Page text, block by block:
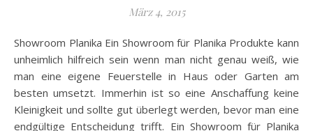
März 4, 2015
Showroom Planika Ein Showroom für Planika Produkte kann
unheimlich hilfreich sein wenn man nicht genau weiß, wie
man eine eigene Feuerstelle in Haus oder Garten am
besten umsetzt. Immerhin ist so eine Anschaffung keine
Kleinigkeit und sollte gut überlegt werden, bevor man eine
endgültige Entscheidung trifft. Ein Showroom für Planika